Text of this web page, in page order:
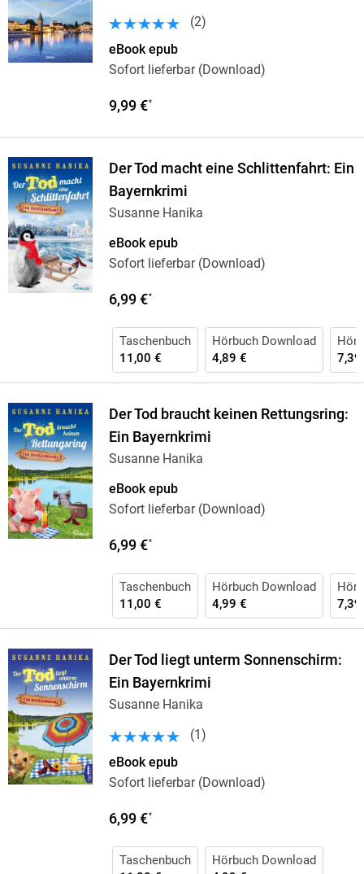
(2)
eBook epub
Sofort lieferbar (Download)
9,99 €*
Der Tod macht eine Schlittenfahrt: Ein
Bayernkrimi
Susanne Hanika
eBook epub
Sofort lieferbar (Download)
6,99 €*
Taschenbuch
11,00 €
Hörbuch Download
4,89 €
7,39
Der Tod braucht keinen Rettungsring:
Ein Bayernkrimi
Susanne Hanika
eBook epub
Sofort lieferbar (Download)
6,99 €*
Taschenbuch
11,00 €
Hörbuch Download
4,99 €
7,39
Der Tod liegt unterm Sonnenschirm:
Ein Bayernkrimi
Susanne Hanika
(1 )
eBook epub
Sofort lieferbar (Download)
6,99 €*
Taschenbuch
Hörbuch Download